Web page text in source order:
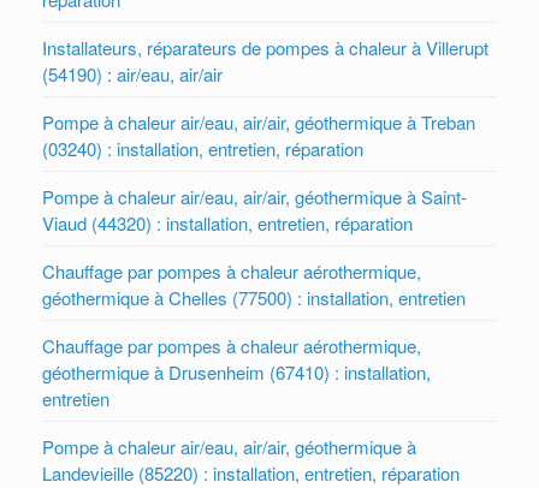
Installateurs, réparateurs de pompes à chaleur à Villerupt
(54190) : air/eau, air/air
Pompe à chaleur air/eau, air/air, géothermique à Treban
(03240) : installation, entretien, réparation
Pompe à chaleur air/eau, air/air, géothermique à Saint-
Viaud (44320) : installation, entretien, réparation
Chauffage par pompes à chaleur aérothermique,
géothermique à Chelles (77500) : installation, entretien
Chauffage par pompes à chaleur aérothermique,
géothermique à Drusenheim (67410) : installation,
entretien
Pompe à chaleur air/eau, air/air, géothermique à
Landevieille (85220) : installation, entretien, réparation